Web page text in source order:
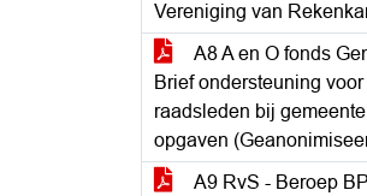
Vereniging van
A8 A en O fonds
Brief ondersteuning voor
raadsleden bij
opgaven
A9 RvS - Beroep BP.